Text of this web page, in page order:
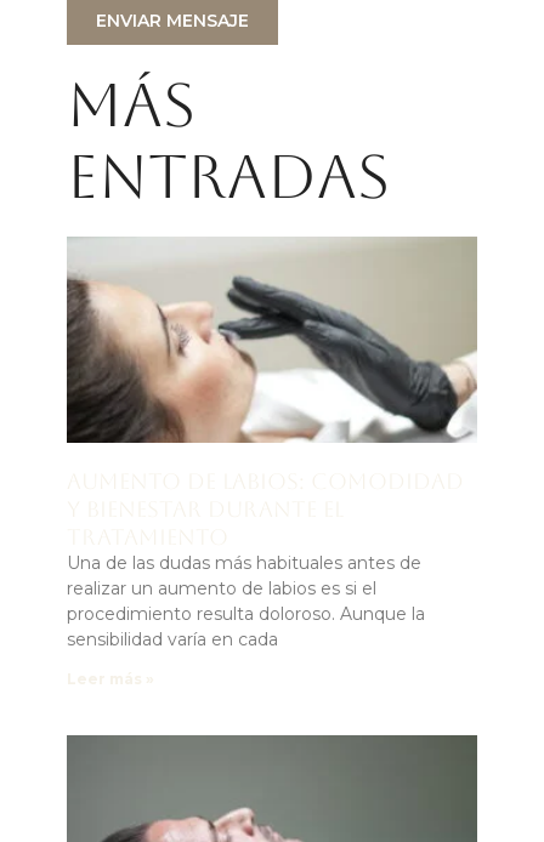
ENVIAR MENSAJE
Más
entradas
Una de las dudas más habituales antes de
realizar un aumento de labios es si el
procedimiento resulta doloroso. Aunque la
sensibilidad varía en cada